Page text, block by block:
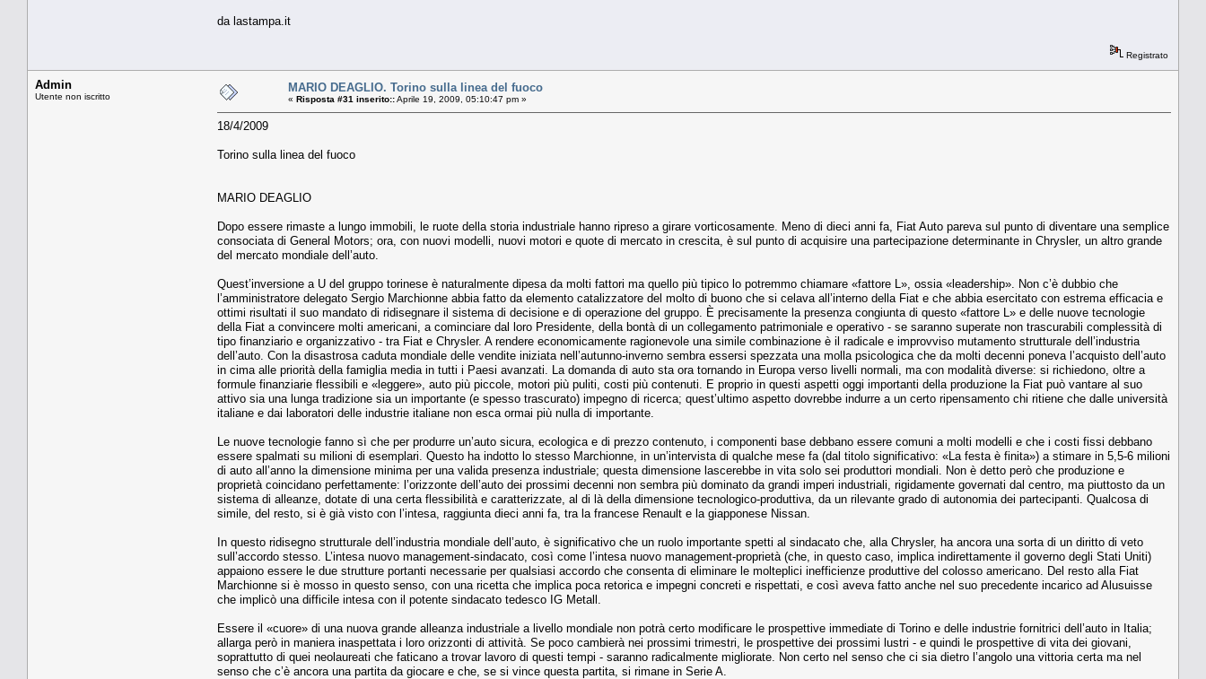
da lastampa.it
Registrato
Admin
Utente non iscritto
MARIO DEAGLIO. Torino sulla linea del fuoco
« Risposta #31 inserito::Aprile 19, 2009, 05:10:47 pm »
18/4/2009
Torino sulla linea del fuoco
MARIO DEAGLIO
Dopo essere rimaste a lungo immobili, le ruote della storia industriale hanno ripreso a girare vorticosamente. Meno di dieci anni fa, Fiat Auto pareva sul punto di diventare una semplice
consociata di General Motors; ora, con nuovi modelli, nuovi motori e quote di mercato in crescita, è sul punto di acquisire una partecipazione determinante in Chrysler, un altro grande
del mercato mondiale dell’auto.
Quest’inversione a U del gruppo torinese è naturalmente dipesa da molti fattori ma quello più tipico lo potremmo chiamare «fattore L», ossia «leadership». Non c’è dubbio che
l’amministratore delegato Sergio Marchionne abbia fatto da elemento catalizzatore del molto di buono che si celava all’interno della Fiat e che abbia esercitato con estrema efficacia e
ottimi risultati il suo mandato di ridisegnare il sistema di decisione e di operazione del gruppo. È precisamente la presenza congiunta di questo «fattore L» e delle nuove tecnologie
della Fiat a convincere molti americani, a cominciare dal loro Presidente, della bontà di un collegamento patrimoniale e operativo - se saranno superate non trascurabili complessità di
tipo finanziario e organizzativo - tra Fiat e Chrysler. A rendere economicamente ragionevole una simile combinazione è il radicale e improvviso mutamento strutturale dell’industria
dell’auto. Con la disastrosa caduta mondiale delle vendite iniziata nell’autunno-inverno sembra essersi spezzata una molla psicologica che da molti decenni poneva l’acquisto dell’auto
in cima alle priorità della famiglia media in tutti i Paesi avanzati. La domanda di auto sta ora tornando in Europa verso livelli normali, ma con modalità diverse: si richiedono, oltre a
formule finanziarie flessibili e «leggere», auto più piccole, motori più puliti, costi più contenuti. E proprio in questi aspetti oggi importanti della produzione la Fiat può vantare al suo
attivo sia una lunga tradizione sia un importante (e spesso trascurato) impegno di ricerca; quest’ultimo aspetto dovrebbe indurre a un certo ripensamento chi ritiene che dalle università
italiane e dai laboratori delle industrie italiane non esca ormai più nulla di importante.
Le nuove tecnologie fanno sì che per produrre un’auto sicura, ecologica e di prezzo contenuto, i componenti base debbano essere comuni a molti modelli e che i costi fissi debbano
essere spalmati su milioni di esemplari. Questo ha indotto lo stesso Marchionne, in un’intervista di qualche mese fa (dal titolo significativo: «La festa è finita») a stimare in 5,5-6 milioni
di auto all’anno la dimensione minima per una valida presenza industriale; questa dimensione lascerebbe in vita solo sei produttori mondiali. Non è detto però che produzione e
proprietà coincidano perfettamente: l’orizzonte dell’auto dei prossimi decenni non sembra più dominato da grandi imperi industriali, rigidamente governati dal centro, ma piuttosto da un
sistema di alleanze, dotate di una certa flessibilità e caratterizzate, al di là della dimensione tecnologico-produttiva, da un rilevante grado di autonomia dei partecipanti. Qualcosa di
simile, del resto, si è già visto con l’intesa, raggiunta dieci anni fa, tra la francese Renault e la giapponese Nissan.
In questo ridisegno strutturale dell’industria mondiale dell’auto, è significativo che un ruolo importante spetti al sindacato che, alla Chrysler, ha ancora una sorta di un diritto di veto
sull’accordo stesso. L’intesa nuovo management-sindacato, così come l’intesa nuovo management-proprietà (che, in questo caso, implica indirettamente il governo degli Stati Uniti)
appaiono essere le due strutture portanti necessarie per qualsiasi accordo che consenta di eliminare le molteplici inefficienze produttive del colosso americano. Del resto alla Fiat
Marchionne si è mosso in questo senso, con una ricetta che implica poca retorica e impegni concreti e rispettati, e così aveva fatto anche nel suo precedente incarico ad Alusuisse
che implicò una difficile intesa con il potente sindacato tedesco IG Metall.
Essere il «cuore» di una nuova grande alleanza industriale a livello mondiale non potrà certo modificare le prospettive immediate di Torino e delle industrie fornitrici dell’auto in Italia;
allarga però in maniera inaspettata i loro orizzonti di attività. Se poco cambierà nei prossimi trimestri, le prospettive dei prossimi lustri - e quindi le prospettive di vita dei giovani,
soprattutto di quei neolaureati che faticano a trovar lavoro di questi tempi - saranno radicalmente migliorate. Non certo nel senso che ci sia dietro l’angolo una vittoria certa ma nel
senso che c’è ancora una partita da giocare e che, se si vince questa partita, si rimane in Serie A.